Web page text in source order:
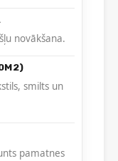
novākšana.
smilts un
pamatnes